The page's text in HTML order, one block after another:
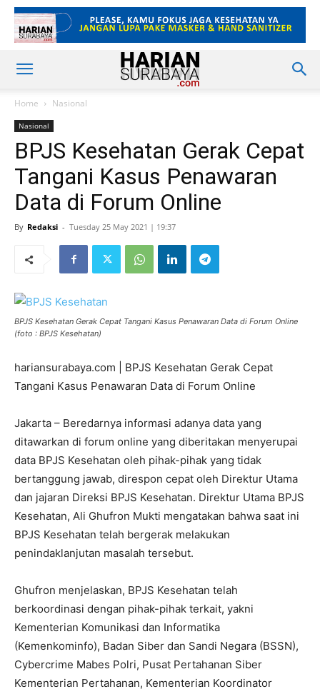
Home Nasional
Nasional
BPJS Kesehatan Gerak Cepat
Tangani Kasus Penawaran
Data di Forum Online
By Redaksi - Tuesday 25 May 2021 | 19:37
BPJS Kesehatan Gerak Cepat Tangani Kasus Penawaran Data di Forum Online
(foto : BPJS Kesehatan)
hariansurabaya.com | BPJS Kesehatan Gerak Cepat
Tangani Kasus Penawaran Data di Forum Online
Jakarta – Beredarnya informasi adanya data yang
ditawarkan di forum online yang diberitakan menyerupai
data BPJS Kesehatan oleh pihak-pihak yang tidak
bertanggung jawab, direspon cepat oleh Direktur Utama
dan jajaran Direksi BPJS Kesehatan. Direktur Utama BPJS
Kesehatan, Ali Ghufron Mukti mengatakan bahwa saat ini
BPJS Kesehatan telah bergerak melakukan
penindaklanjutan masalah tersebut.
Ghufron menjelaskan, BPJS Kesehatan telah
berkoordinasi dengan pihak-pihak terkait, yakni
Kementerian Komunikasi dan Informatika
(Kemenkominfo), Badan Siber dan Sandi Negara (BSSN),
Cybercrime Mabes Polri, Pusat Pertahanan Siber
Kementerian Pertahanan, Kementerian Koordinator